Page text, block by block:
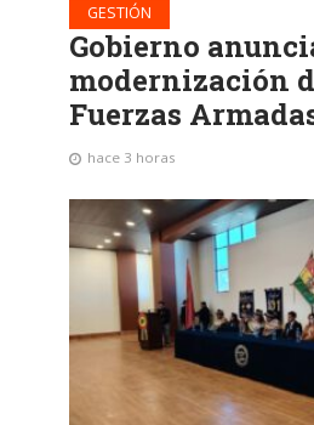
GESTIÓN
Gobierno
modernización
Fuerzas
hace 3 horas